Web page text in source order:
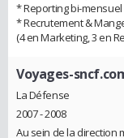
* Reporting bi-
* Recrutement &
(4 en Marketing, 3 en
Voyages-
La Défense
2007 - 2008
Au sein de la direction